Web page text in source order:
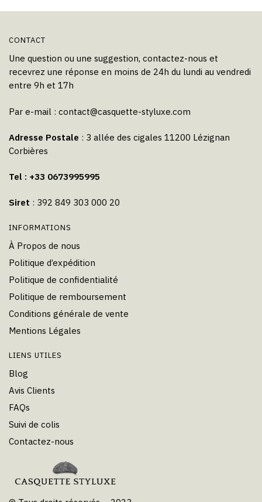
CONTACT
Une question ou une suggestion, contactez-nous et
recevrez une réponse en moins de 24h du lundi au vendredi
entre 9h et 17h
Par e-mail : contact@casquette-styluxe.com
Adresse Postale : 3 allée des cigales 11200 Lézignan
Corbières
Tel : +33 0673995995
Siret : 392 849 303 000 20
INFORMATIONS
À Propos de nous
Politique d’expédition
Politique de confidentialité
Politique de remboursement
Conditions générale de vente
Mentions Légales
LIENS UTILES
Blog
Avis Clients
FAQs
Suivi de colis
Contactez-nous